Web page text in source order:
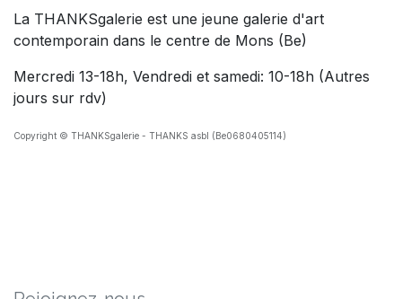
La THANKSgalerie est une jeune galerie d'art
contemporain dans le centre de Mons (Be)
Mercredi 13-18h, Vendredi et samedi: 10-18h (Autres
jours sur rdv)
Copyright © THANKSgalerie - THANKS asbl (Be0680405114)